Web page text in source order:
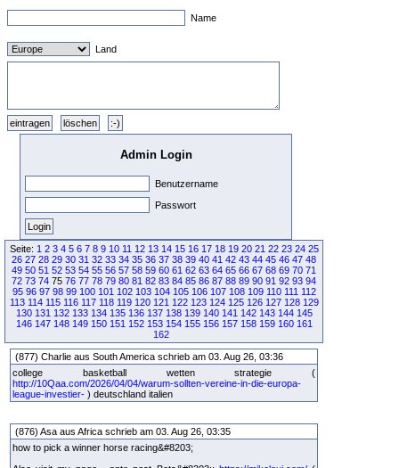
Name
Land
Admin Login
Benutzername
Passwort
Seite: 1 2 3 4 5 6 7 8 9 10 11 12 13 14 15 16 17 18 19 20 21 22 23 24 25
26 27 28 29 30 31 32 33 34 35 36 37 38 39 40 41 42 43 44 45 46 47 48
49 50 51 52 53 54 55 56 57 58 59 60 61 62 63 64 65 66 67 68 69 70 71
72 73 74 75 76 77 78 79 80 81 82 83 84 85 86 87 88 89 90 91 92 93 94
95 96 97 98 99 100 101 102 103 104 105 106 107 108 109 110 111 112
113 114 115 116 117 118 119 120 121 122 123 124 125 126 127 128 129
130 131 132 133 134 135 136 137 138 139 140 141 142 143 144 145
146 147 148 149 150 151 152 153 154 155 156 157 158 159 160 161
162
(877) Charlie aus South America schrieb am 03. Aug 26, 03:36
college basketball wetten strategie (
http://10Qaa.com/2026/04/04/warum-sollten-vereine-in-die-europa-
league-investier- ) deutschland italien
(876) Asa aus Africa schrieb am 03. Aug 26, 03:35
how to pick a winner horse racing&#8203;